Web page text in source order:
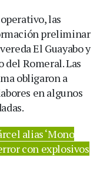
las
preliminar
El Guayabo y
Romeral. Las
obligaron a
en algunos
alias ‘Mono
con explosivos